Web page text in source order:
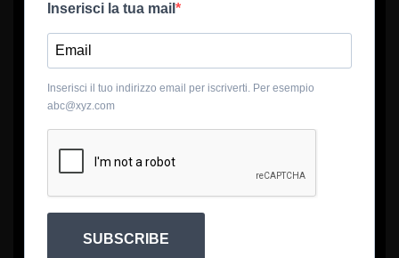
Inserisci la tua mail
Inserisci il tuo indirizzo email per iscriverti. Per esempio
abc@xyz.com
SUBSCRIBE